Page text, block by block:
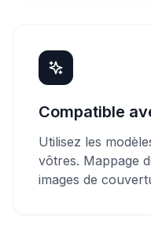
Compatible
Utilisez les
vôtres. Mappage
images de